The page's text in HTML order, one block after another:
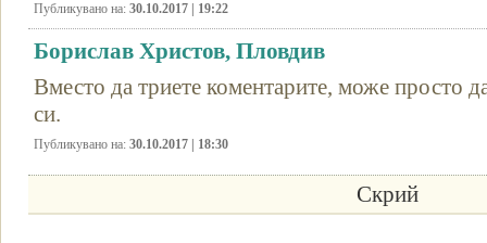
Публикувано на: 30.10.2017 | 19:22
Борислав Христов, Пловдив
Вместо да триете коментарите, може просто
си.
Публикувано на: 30.10.2017 | 18:30
Скрий